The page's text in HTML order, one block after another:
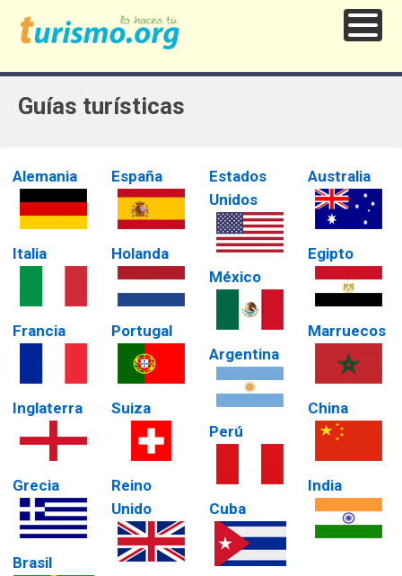
Guías turísticas
Alemania
Italia
Francia
Inglaterra
Grecia
Brasil
España
Holanda
Portugal
Suiza
Reino
Unido
Estados
Unidos
México
Argentina
Perú
Cuba
Australia
Egipto
Marruecos
China
India